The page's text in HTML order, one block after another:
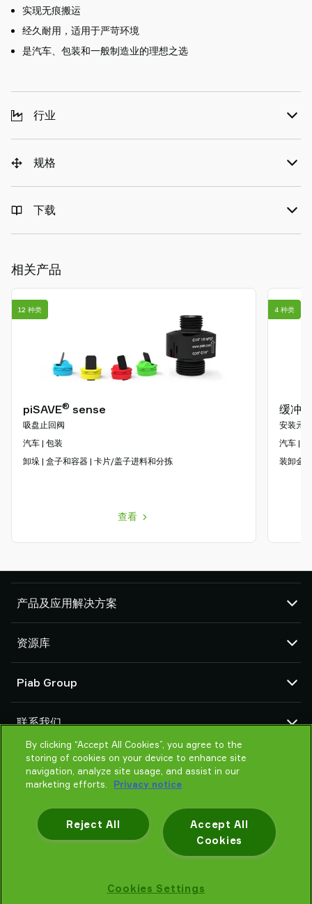
实现无痕搬运
经久耐用，适用于严苛环境
是汽车、包装和一般制造业的理想之选
行业
规格
下载
相关产品
piSAVE® sense
吸盘止回阀
汽车 | 包装
卸垛 | 盒子和容器 | 卡片/盖子进料和分拣
查看
12 种类
缓冲
安装元件
汽车 |
装卸金
4 种类
产品及应用解决方案
吸盘和软爪
机器人臂端工具 (EOAT) 部件
机器人和 Cobot 抓取解决方案
系统和解决方案配件
粉末和大颗粒物品真空输送机
资源库
产品在线配置
货物销售通用条款
隐私声明
Piab Group
组织结构
行为准则
Piab 新闻
联系我们
联系我们
找寻Piab 伙伴
常见问题
By clicking “Accept All Cookies”, you agree to the
storing of cookies on your device to enhance site
navigation, analyze site usage, and assist in our
marketing efforts.
Privacy notice
Accept All
Cookies
Reject All
Cookies Settings